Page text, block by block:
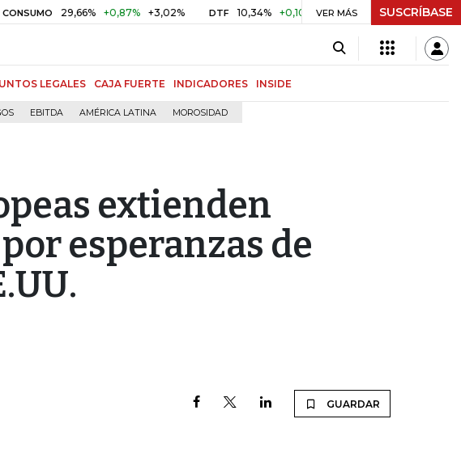
29,66% +0,87% +3,02% DTF 10,34% +0,10% +0,98% UVR $ 416,86 +$ 0,05
VER MÁS SUSCRÍBASE
LEGALES CAJA FUERTE INDICADORES INSIDE
EBITDA AMÉRICA LATINA MOROSIDAD
extienden
esperanzas de
GUARDAR